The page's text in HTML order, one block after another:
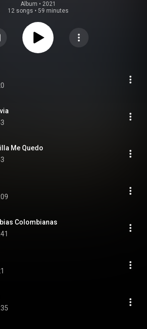
Album • 2021
12 songs • 59 minutes
Me Quedo
Colombianas